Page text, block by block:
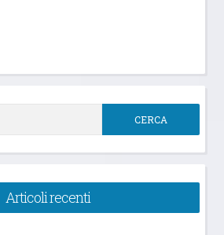
Ricerca
per:
Articoli recenti